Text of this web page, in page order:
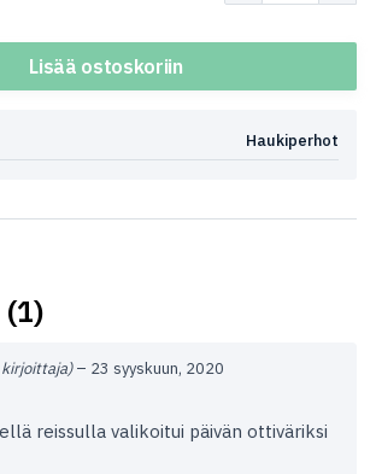
Lisää ostoskoriin
Haukiperhot
– 23 syyskuun, 2020
reissulla valikoitui päivän ottiväriksi